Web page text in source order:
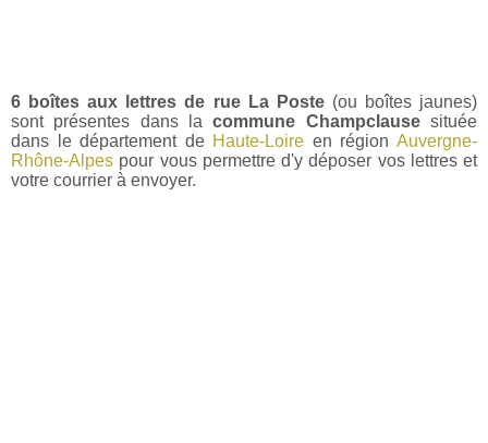
6 boîtes aux lettres de rue La Poste(ou boîtes jaunes)
sont présentes dans lacommune Champclausesituée
dans le département de Haute-Loire en régionAuvergne-
Rhône-Alpes pour vous permettre d'y déposer vos lettres et
votre courrier à envoyer.